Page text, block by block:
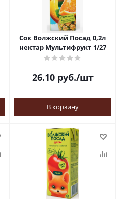
Сок Волжский Посад 0,2л
нектар Мультифрукт 1/27
26.10руб./шт
В корзину